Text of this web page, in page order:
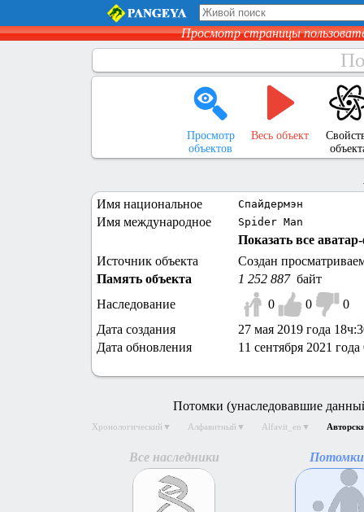
Просмотр страницы
Просмотр
объектов
Весь объект
Имя национальное
Спайдермэн
Имя международное Spider Man
Показать все
Источник объекта
Создан
Память объекта
1 252 887 байт
Наследование
0 0
0
Дата создания
27 мая 2019 года
Дата обновления
11 сентября 2021
Потомки (унаследовавшие
Хронологический▼ Алфавитный▼ Alfavit_en▼
Все наследники Потомки